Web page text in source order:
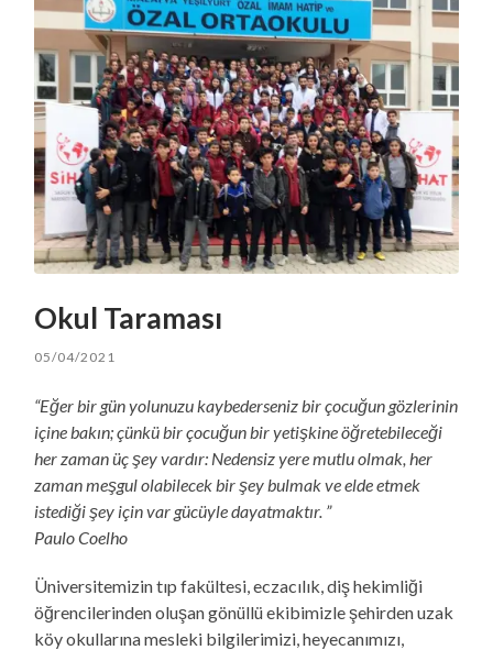
Okul Taraması
05/04/2021
“Eğer bir gün yolunuzu kaybederseniz bir çocuğun gözlerinin
içine bakın; çünkü bir çocuğun bir yetişkine öğretebileceği
her zaman üç şey vardır: Nedensiz yere mutlu olmak, her
zaman meşgul olabilecek bir şey bulmak ve elde etmek
istediği şey için var gücüyle dayatmaktır. ”
Paulo Coelho
Üniversitemizin tıp fakültesi, eczacılık, diş hekimliği
öğrencilerinden oluşan gönüllü ekibimizle şehirden uzak
köy okullarına mesleki bilgilerimizi, heyecanımızı,